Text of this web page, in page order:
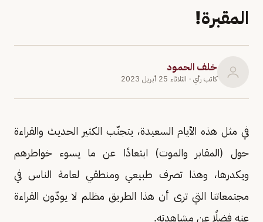
المقبرة!
خلف الحمود
كاتب رأي · الثلاثاء 25 أبريل 2023
في مثل هذه الأيام السعيدة، يتجنّب الكثير الحديث والقراءة
حول (المقابر والموت) ابتعادًا عن ما يسوء خواطرهم
ويكدرها، وهذا تصرف طبيعي ومنطقي لعامة الناس في
مجتمعاتنا التي ترى أن هذا الطريق مظلم لا يودّون القراءة
عنه فضلًا عن مشاهدته.